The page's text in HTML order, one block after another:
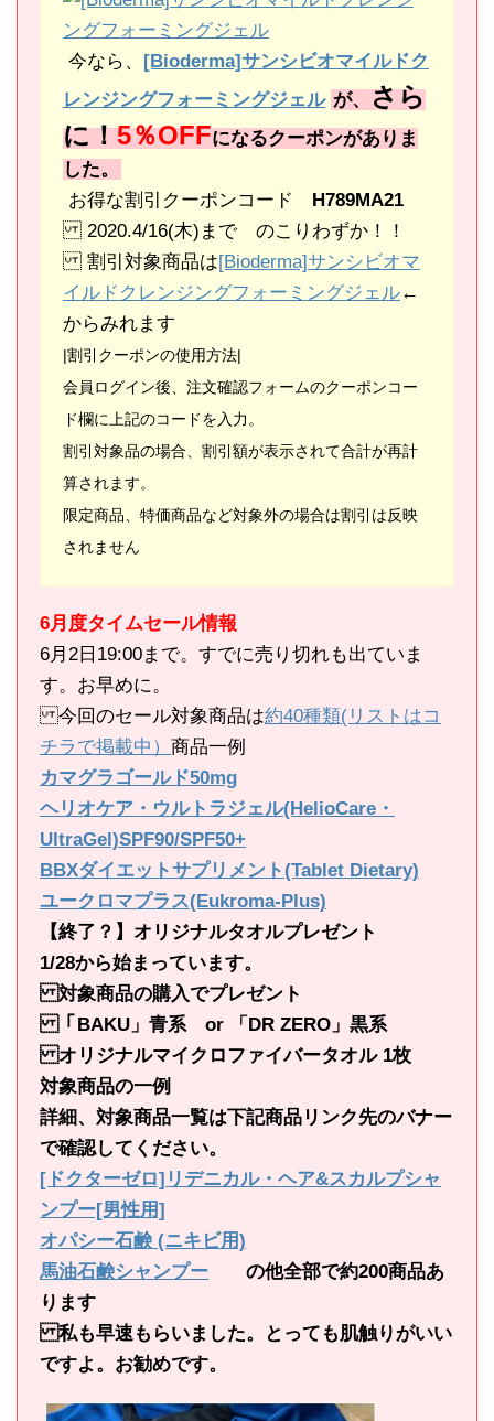
今なら、 [Bioderma]サンシビオマイルドク
レンジングフォーミングジェル が、 さら
に！5％OFFになるクーポンがありま
した。
お得な割引クーポンコード H789MA21
2020.4/16(木)まで のこりわずか！！
割引対象商品は[Bioderma]サンシビオマ
イルドクレンジングフォーミングジェル←
からみれます
|割引クーポンの使用方法|
会員ログイン後、注文確認フォームのクーポンコー
ド欄に上記のコードを入力。
割引対象品の場合、割引額が表示されて合計が再計
算されます。
限定商品、特価商品など対象外の場合は割引は反映
されません
6月度タイムセール情報
6月2日19:00まで。すでに売り切れも出ていま
す。お早めに。
今回のセール対象商品は約40種類(リストはコ
チラで掲載中） 商品一例
カマグラゴールド50mg
ヘリオケア・ウルトラジェル(HelioCare・
UltraGel)SPF90/SPF50+
BBXダイエットサプリメント(Tablet Dietary)
ユークロマプラス(Eukroma-Plus)
【終了？】オリジナルタオルプレゼント
1/28から始まっています。
対象商品の購入でプレゼント
「BAKU」青系 or 「DR ZERO」黒系
オリジナルマイクロファイバータオル 1枚
対象商品の一例
詳細、対象商品一覧は下記商品リンク先のバナー
で確認してください。
[ドクターゼロ]リデニカル・ヘア&スカルプシャ
ンプー[男性用]
オパシー石鹸 (ニキビ用)
馬油石鹸シャンプー の他全部で約200商品あ
ります
私も早速もらいました。とっても肌触りがいい
ですよ。お勧めです。